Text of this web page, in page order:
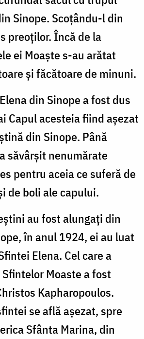
Sinope. Scoțându-l din
preoților. Încă de la
ei Moaște s-au arătat
și făcătoare de minuni.
din Sinope a fost dus
Capul acesteia fiind așezat
din Sinope. Până
săvârșit nenumărate
pentru aceia ce suferă de
de boli ale capului.
au fost alungați din
în anul 1924, ei au luat
Elena. Cel care a
Moaste a fost
Kapharopoulos.
se află așezat, spre
Sfânta Marina, din